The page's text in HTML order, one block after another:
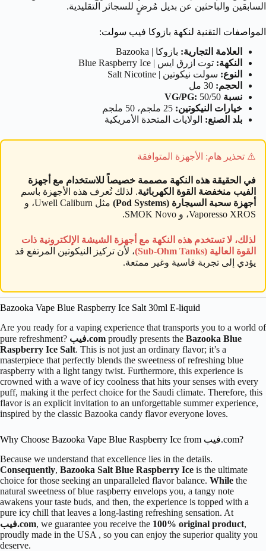
السابقين والباحثين عن بديل مُرضٍ للسجائر التقليدية.
المواصفات التقنية لنكهة بازوكا فيب سولت:
العلامة التجارية: بازوكا | Bazooka
النكهة: توت ازرق ايس | Blue Raspberry Ice
النوع: سولت نيكوتين | Salt Nicotine
الحجم:
نسبة VG/PG: 50/50
خيارات النيكوتين:
بلد الصنع: الولايات المتحدة الأمريكية
⚠️ تحذير هام: الأجهزة المتوافقة
في الحقيقة هذه النكهة مصممة خصيصاً للاستخدام مع أجهزة
الفيب منخفضة القوة الكهربائية. لذلك تُعرف هذه الأجهزة باسم
أجهزة سحبة السيجارة (Pod Systems)
مثل Uwell Caliburn، و
Vaporesso XROS، و SMOK Novo.
لذلك، لا تستخدم هذه النكهة مع أجهزة الشيشة الإلكترونية ذات
القوة العالية (Sub-Ohm Tanks)
، لأن تركيز النيكوتين المرتفع قد
يؤدي إلى تجربة قاسية وغير ممتعة.
Bazooka Vape Blue Raspberry Ice Salt 30ml E-liquid
Are you ready for a vaping experience that transports you to a world of
pure refreshment?
فيب.com proudly presents the Bazooka Blue
Raspberry Ice Salt. This is not just an ordinary flavor; it’s a
masterpiece that perfectly blends the sweetness of refreshing blue
raspberry with a light tangy twist. Furthermore, this experience is
crowned with a wave of icy coolness that hits your senses with every
puff, making it the perfect choice for the Saudi climate. Therefore, this
flavor is an explicit invitation to an unforgettable summer experience,
inspired by the classic Bazooka candy flavor everyone loves.
Why Choose Bazooka Vape Blue Raspberry Ice from فيب.com?
Because we understand that excellence lies in the details.
Consequently, Bazooka Salt Blue Raspberry Ice is the ultimate
choice for those seeking an unparalleled flavor balance. While the
natural sweetness of blue raspberry envelops you, a tangy note
awakens your taste buds, and then, the experience is topped with a
pure icy chill that leaves a long-lasting refreshing sensation. At
فيب.com, we guarantee you receive the 100% original product,
proudly made in the USA , so you can enjoy the superior quality you
deserve.